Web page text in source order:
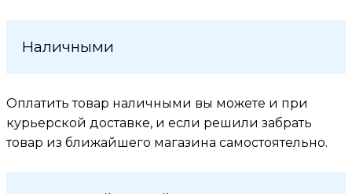
Наличными
Оплатить товар наличными вы можете и при
курьерской доставке, и если решили забрать
товар из ближайшего магазина самоcтоятельно.